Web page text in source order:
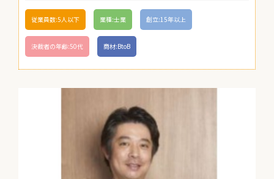
従業員数:5人以下 業種:士業 創立:15年以上
決裁者の年齢:50代 商材:BtoB